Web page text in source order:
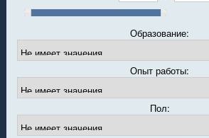
Образование:
Опыт работы:
Пол: